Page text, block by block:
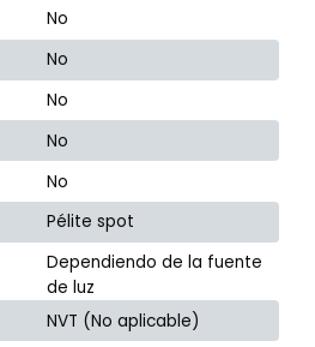
No
No
No
No
No
Pélite spot
Dependiendo de la fuente
de luz
NVT (No aplicable)